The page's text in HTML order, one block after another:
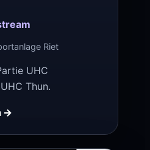
Riet
UHC
Thun.
→